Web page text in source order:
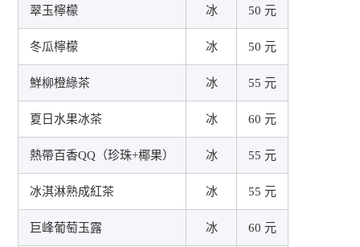
翠玉檸檬 冰 50 元
冬瓜檸檬 冰 50 元
鮮柳橙綠茶 冰 55 元
夏日水果冰茶 冰 60 元
熱帶百香QQ（珍珠+椰果） 冰 55 元
冰淇淋熟成紅茶 冰 55 元
巨峰葡萄玉露 冰 60 元